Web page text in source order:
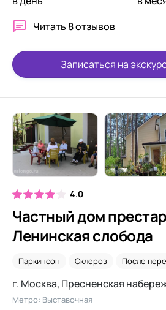
Читать 8 отзывов
Записаться на
4.0
Частный дом
Ленинская слобода
Паркинсон Склероз После
г. Москва, Пресненская
Метро: Выставочная